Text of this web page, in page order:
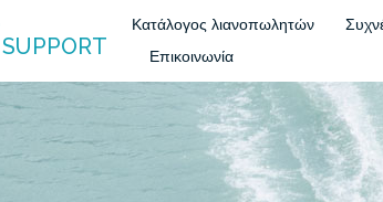
SUPPORT
Κατάλογος λιανοπωλητών
Επικοινωνία